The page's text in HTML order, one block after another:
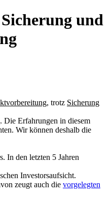
und
, trotz Sicherung
. Die Erfahrungen in diesem
Wir können deshalb die
In den letzten 5 Jahren
Investorsaufsicht.
zeugt auch die vorgelegten